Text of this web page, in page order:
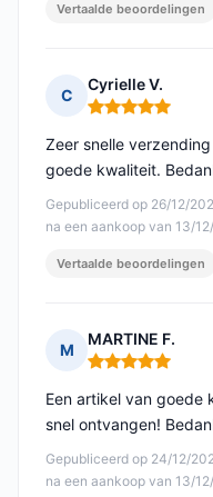
Vertaalde beoordelingen
C
Cyrielle V.
Opmerking: 5
Gepubliceerd op 26/12/
na een aankoop van 13/
Zeer snelle
goede kwaliteit.
Vertaalde beoordelingen
M
MARTINE F.
Opmerking: 5
Gepubliceerd op 24/12/
na een aankoop van 13/
Een artikel van goede
snel ontvangen!